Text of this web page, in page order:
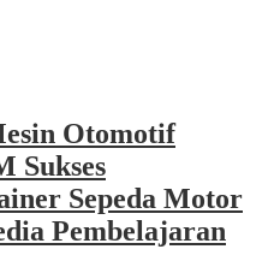
Otomotif
Sukses
Sepeda Motor
Pembelajaran